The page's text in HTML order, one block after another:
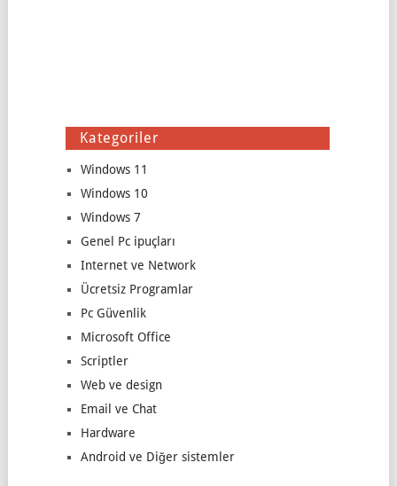
Kategoriler
Windows 11
Windows 10
Windows 7
Genel Pc ipuçları
Internet ve Network
Ücretsiz Programlar
Pc Güvenlik
Microsoft Office
Scriptler
Web ve design
Email ve Chat
Hardware
Android ve Diğer sistemler